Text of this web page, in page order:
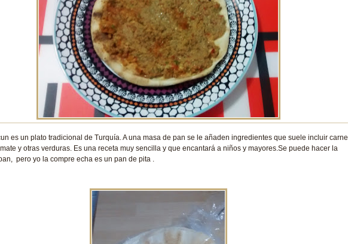
es un plato tradicional de Turquía. A una masa de pan se le añaden ingredientes que suele incluir carne
y otras verduras. Es una receta muy sencilla y que encantará a niños y mayores.Se puede hacer la
pero yo la compre echa es un pan de pita .